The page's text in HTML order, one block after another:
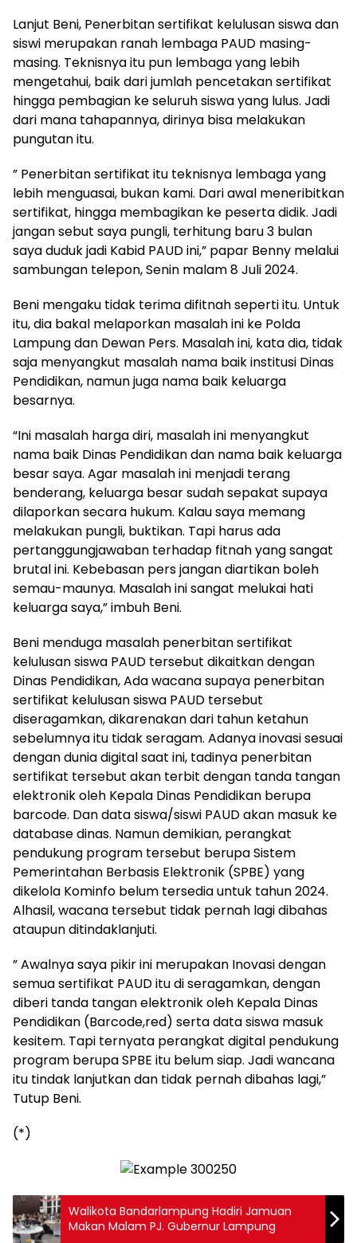
Lanjut Beni, Penerbitan sertifikat kelulusan siswa dan
siswi merupakan ranah lembaga PAUD masing-
masing. Teknisnya itu pun lembaga yang lebih
mengetahui, baik dari jumlah pencetakan sertifikat
hingga pembagian ke seluruh siswa yang lulus. Jadi
dari mana tahapannya, dirinya bisa melakukan
pungutan itu.
” Penerbitan sertifikat itu teknisnya lembaga yang
lebih menguasai, bukan kami. Dari awal meneribitkan
sertifikat, hingga membagikan ke peserta didik. Jadi
jangan sebut saya pungli, terhitung baru 3 bulan
saya duduk jadi Kabid PAUD ini,” papar Benny melalui
sambungan telepon, Senin malam 8 Juli 2024.
Beni mengaku tidak terima difitnah seperti itu. Untuk
itu, dia bakal melaporkan masalah ini ke Polda
Lampung dan Dewan Pers. Masalah ini, kata dia, tidak
saja menyangkut masalah nama baik institusi Dinas
Pendidikan, namun juga nama baik keluarga
besarnya.
“Ini masalah harga diri, masalah ini menyangkut
nama baik Dinas Pendidikan dan nama baik keluarga
besar saya. Agar masalah ini menjadi terang
benderang, keluarga besar sudah sepakat supaya
dilaporkan secara hukum. Kalau saya memang
melakukan pungli, buktikan. Tapi harus ada
pertanggungjawaban terhadap fitnah yang sangat
brutal ini. Kebebasan pers jangan diartikan boleh
semau-maunya. Masalah ini sangat melukai hati
keluarga saya,” imbuh Beni.
Beni menduga masalah penerbitan sertifikat
kelulusan siswa PAUD tersebut dikaitkan dengan
Dinas Pendidikan, Ada wacana supaya penerbitan
sertifikat kelulusan siswa PAUD tersebut
diseragamkan, dikarenakan dari tahun ketahun
sebelumnya itu tidak seragam. Adanya inovasi sesuai
dengan dunia digital saat ini, tadinya penerbitan
sertifikat tersebut akan terbit dengan tanda tangan
elektronik oleh Kepala Dinas Pendidikan berupa
barcode. Dan data siswa/siswi PAUD akan masuk ke
database dinas. Namun demikian, perangkat
pendukung program tersebut berupa Sistem
Pemerintahan Berbasis Elektronik (SPBE) yang
dikelola Kominfo belum tersedia untuk tahun 2024.
Alhasil, wacana tersebut tidak pernah lagi dibahas
ataupun ditindaklanjuti.
” Awalnya saya pikir ini merupakan Inovasi dengan
semua sertifikat PAUD itu di seragamkan, dengan
diberi tanda tangan elektronik oleh Kepala Dinas
Pendidikan (Barcode,red) serta data siswa masuk
kesitem. Tapi ternyata perangkat digital pendukung
program berupa SPBE itu belum siap. Jadi wancana
itu tindak lanjutkan dan tidak pernah dibahas lagi,”
Tutup Beni.
(*)
Walikota Bandarlampung Hadiri Jamuan
Makan Malam PJ. Gubernur Lampung